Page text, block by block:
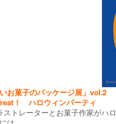
いお菓子のパッケージ展」vol.2
！ ハロウィンパーティ
ストレーターとお菓子作家がハ